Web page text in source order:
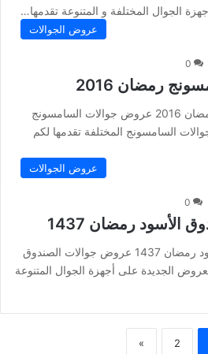
عروض الجوالات
0
رمضان 2016
عروض جوالات السامسونج رمضان 2016 عروض جوالات السامسونج
جوالات السامسونج المختلفة تقدمها لكم
عروض الجوالات
0
رمضان 1437
عروض جوالات الصندوق الأسود رمضان 1437 عروض جوالات الصندوق
1437 أحدث العروض الجديدة على أجهزة الجوال المتنوعة
2
»